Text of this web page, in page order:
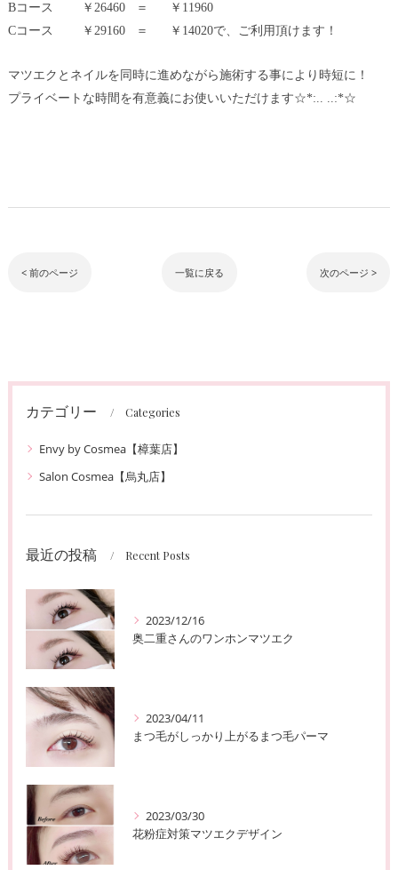
Bコース ￥26460 ＝ ￥11960
Cコース ￥29160 ＝ ￥14020で、ご利用頂けます！
マツエクとネイルを同時に進めながら施術する事により時短に！
プライベートな時間を有意義にお使いいただけます☆*:.. ..:*☆
< 前のページ 一覧に戻る 次のページ >
カテゴリー Categories
Envy by Cosmea【樟葉店】
Salon Cosmea【烏丸店】
最近の投稿 Recent Posts
2023/12/16
奥二重さんのワンホンマツエク
2023/04/11
まつ毛がしっかり上がるまつ毛パーマ
2023/03/30
花粉症対策マツエクデザイン